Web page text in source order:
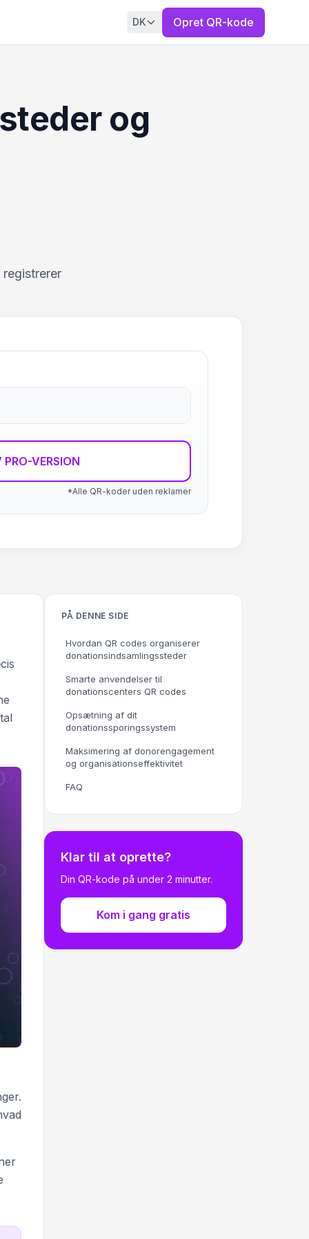
DK Opret QR-kode
og
PRO-VERSION
*Alle QR-koder uden reklamer
PÅ DENNE SIDE
Hvordan QR codes organiserer
donationsindsamlingssteder
Smarte anvendelser til
donationscenters QR codes
Opsætning af dit
donationssporingssystem
Maksimering af donorengagement
og organisationseffektivitet
FAQ
Klar til at oprette?
Din QR-kode på under 2 minutter.
Kom i gang gratis